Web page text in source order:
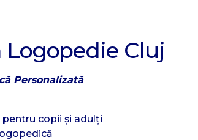
Logopedie Cluj
Personalizată
copii și adulți